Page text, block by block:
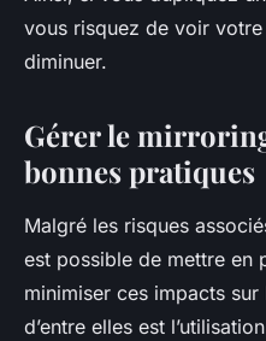
vous risquez de voir
diminuer.
Gérer le
bonnes pratiques
Malgré les risques
est possible de mettre en
minimiser ces impacts sur
d’entre elles est